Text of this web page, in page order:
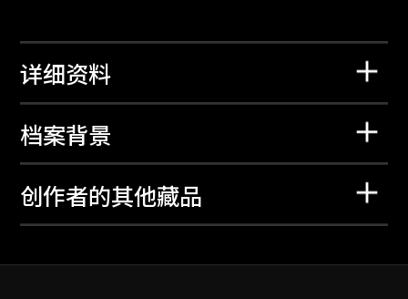
详细资料
档案背景
创作者的其他藏品